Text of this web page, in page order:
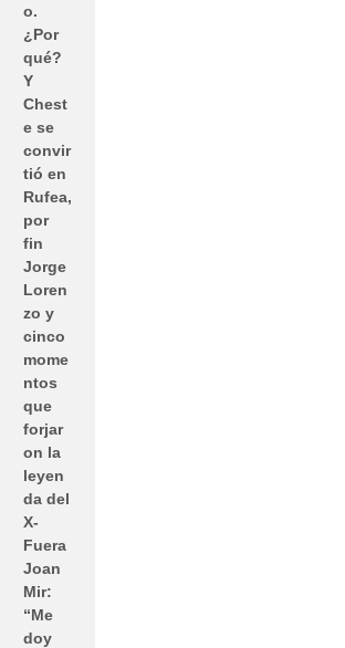
o.
¿Por
qué?
Y
Chest
e se
convir
tió en
Rufea,
por
fin
Jorge
Loren
zo y
cinco
mome
ntos
que
forjar
on la
leyen
da del
X-
Fuera
Joan
Mir:
“Me
doy